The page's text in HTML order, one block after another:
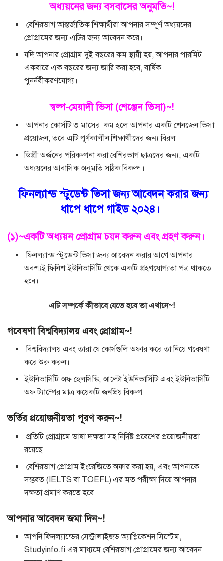
অধ্যয়নের জন্য বসবাসের অনুমতি~!
বেশিরভাগ আন্তর্জাতিক শিক্ষার্থীরা আপনার সম্পূর্ণ অধ্যয়নের
প্রোগ্রামের জন্য এটির জন্য আবেদন করে।
যদি আপনার প্রোগ্রাম দুই বছরের কম স্থায়ী হয়, আপনার পারমিট
একবারে এক বছরের জন্য জারি করা হবে, বার্ষিক
পুনর্নবীকরণযোগ্য।
স্বল্প-মেয়াদী ভিসা (শেঞ্জেন ভিসা)~!
আপনার কোর্সটি ৩ মাসের কম হলে আপনার একটি শেনজেন ভিসা
প্রয়োজন, তবে এটি পূর্ণকালীন শিক্ষার্থীদের জন্য বিরল।
ডিগ্রী অর্জনের পরিকল্পনা করা বেশিরভাগ ছাত্রদের জন্য, একটি
অধ্যয়নের আবাসিক অনুমতি সঠিক বিকল্প।
ফিনল্যান্ড স্টুডেন্ট ভিসা জন্য আবেদন করার জন্য
ধাপে ধাপে গাইড ২০২৪।
(১)~একটি অধ্যয়ন প্রোগ্রাম চয়ন করুন এবং গ্রহণ করুন।
ফিনল্যান্ড স্টুডেন্ট ভিসা জন্য আবেদন করার আগে আপনার
অবশ্যই ফিনিশ ইউনিভার্সিটি থেকে একটি গ্রহণযোগ্যতা পত্র থাকতে
হবে।
এটি সম্পর্কে কীভাবে যেতে হবে তা এখানে~!
গবেষণা বিশ্ববিদ্যালয় এবং প্রোগ্রাম~!
বিশ্ববিদ্যালয় এবং তারা যে কোর্সগুলি অফার করে তা নিয়ে গবেষণা
করে শুরু করুন।
ইউনিভার্সিটি অফ হেলসিঙ্কি, আল্টো ইউনিভার্সিটি এবং ইউনিভার্সিটি
অফ ট্যাম্পের মাত্র কয়েকটি জনপ্রিয় বিকল্প।
ভর্তির প্রয়োজনীয়তা পূরণ করুন~!
প্রতিটি প্রোগ্রামে ভাষা দক্ষতা সহ নির্দিষ্ট প্রবেশের প্রয়োজনীয়তা
রয়েছে।
বেশিরভাগ প্রোগ্রাম ইংরেজিতে অফার করা হয়, এবং আপনাকে
সম্ভবত (IELTS বা TOEFL) এর মত পরীক্ষা দিয়ে আপনার
দক্ষতা প্রমাণ করতে হবে।
আপনার আবেদন জমা দিন~!
আপনি ফিনল্যান্ডের সেন্ট্রালাইজড অ্যাপ্লিকেশন সিস্টেম,
Studyinfo.fi এর মাধ্যমে বেশিরভাগ প্রোগ্রামের জন্য আবেদন